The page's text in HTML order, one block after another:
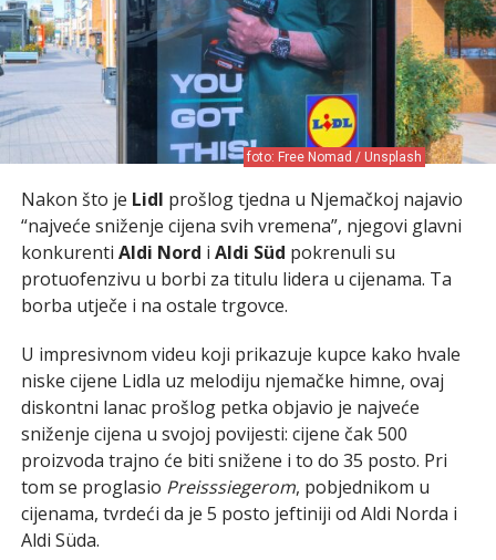
foto: Free Nomad / Unsplash
Nakon što je Lidl prošlog tjedna u Njemačkoj najavio
“najveće sniženje cijena svih vremena”, njegovi glavni
konkurenti Aldi Nord i Aldi Süd pokrenuli su
protuofenzivu u borbi za titulu lidera u cijenama. Ta
borba utječe i na ostale trgovce.
U impresivnom videu koji prikazuje kupce kako hvale
niske cijene Lidla uz melodiju njemačke himne, ovaj
diskontni lanac prošlog petka objavio je najveće
sniženje cijena u svojoj povijesti: cijene čak 500
proizvoda trajno će biti snižene i to do 35 posto. Pri
tom se proglasio Preisssiegerom, pobjednikom u
cijenama, tvrdeći da je 5 posto jeftiniji od Aldi Norda i
Aldi Süda.